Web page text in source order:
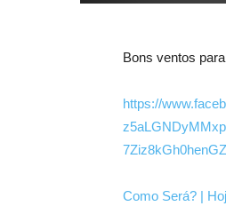
Bons ventos
https://
Como Será? |